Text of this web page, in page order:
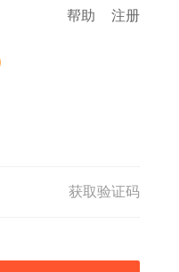
帮助 注册
获取验证码